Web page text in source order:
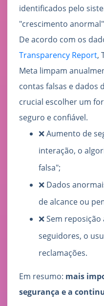
identificados pelo
"crescimento
De acordo com os
Transparency Report,
Meta limpam
contas falsas e dados
crucial escolher um
seguro e confiável.
❌ Aumento de
interação, o
falsa";
❌ Dados
de alcance ou
❌ Sem
seguidores, o
reclamações.
Em resumo: mais
segurança e a